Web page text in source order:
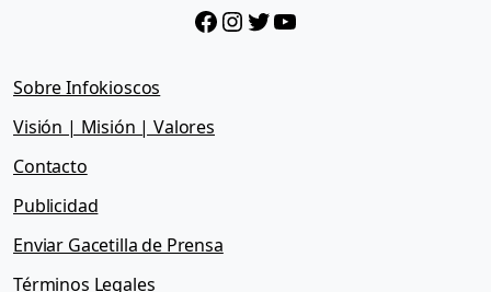
Facebook InstagramTwitter YouTube
Sobre Infokioscos
Visión | Misión | Valores
Contacto
Publicidad
Enviar Gacetilla de Prensa
Términos Legales